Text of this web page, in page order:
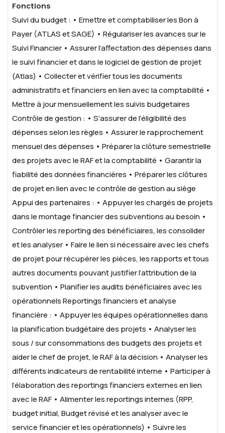
Fonctions
Suivi du budget : • Emettre et comptabiliser les Bon à
Payer (ATLAS et SAGE) • Régulariser les avances sur le
Suivi Financier• Assurer l’affectation des dépenses dans
le suivi financier et dans le logiciel de gestion de projet
(Atlas) • Collecter et vérifier tous les documents
administratifs et financiers en lien avec la comptabilité •
Mettre à jour mensuellement les suivis budgetaires
Contrôle de gestion : • S’assurer de l’éligibilité des
dépenses selon les règles • Assurer le rapprochement
mensuel des dépenses • Préparer la clôture semestrielle
des projets avec le RAF et la comptabilité • Garantir la
fiabilité des données financières • Préparer les clôtures
de projet en lien avec le contrôle de gestion au siège
Appui des partenaires : • Appuyer les chargés de projets
dans le montage financier des subventions au besoin •
Contrôler les reporting des bénéficiaires, les consolider
et les analyser• Faire le lien si nécessaire avec les chefs
de projet pour récupérer les pièces, les rapports et tous
autres documents pouvant justifier l’attribution de la
subvention • Planifier les audits bénéficiaires avec les
opérationnelsReportings financiers et analyse
financière : • Appuyer les équipes opérationnelles dans
la planification budgétaire des projets • Analyser les
sous / sur consommations des budgets des projets et
aider le chef de projet, le RAF à la décision • Analyser les
différents indicateurs de rentabilité interne • Participer à
l’élaboration des reportings financiers externes en lien
avec le RAF • Alimenter les reportings internes (RPP,
budget initial, Budget révisé et les analyser avec le
service financier et les opérationnels) • Suivre les